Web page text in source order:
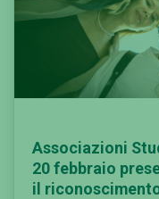
Associazioni
20 febbraio
il